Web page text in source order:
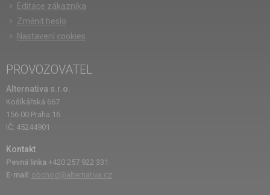
Editace zákazníka
Změnit heslo
Nastavení cookies
PROVOZOVATEL
Alternativa s.r.o.
Košíkářská 667
156 00 Praha 16
IČ: 45244901
Kontakt
Pevná linka +420 257 922 331
E-mail: obchod@alternativa.cz